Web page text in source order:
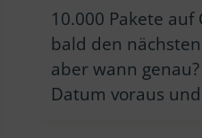
10.000 Pakete auf
bald den
aber wann genau?
Datum voraus